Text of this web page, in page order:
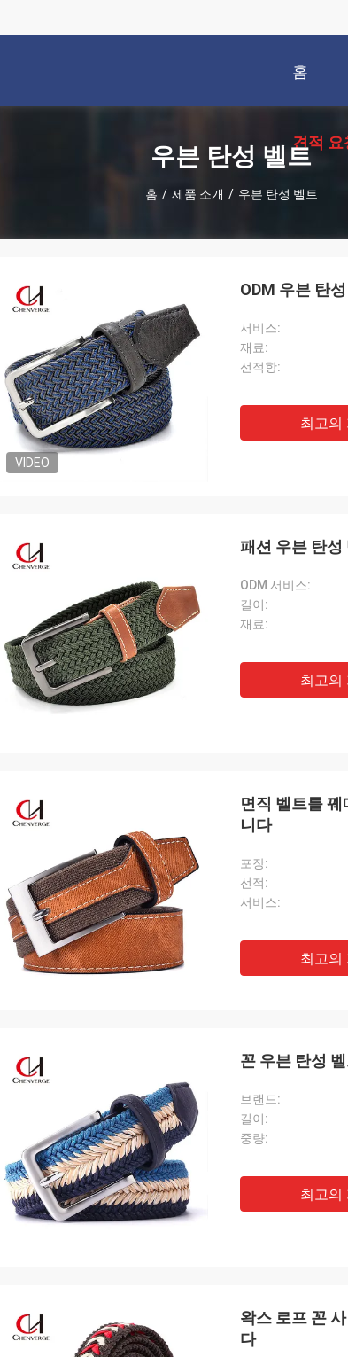
홈
견적 요
우븐 탄성 벨트
홈 / 제품 소개 / 우븐 탄성 벨트
엘레나 EEE
나는 리조트 스타일 브랜드 구매자입니다. 정
말 믿기지 않아. 특정 물질로 만들어지는 여
성을 위한 직물 벨트가 있고 그들이 세심한
주의로 핸즈크래프티드! 그것은 시즌 동안 우
색상과 스
때문에
VIDEO
ODM 우븐 탄
서비스:
재료:
선적항:
최고의
패션 우븐 탄성
ODM 서비스:
길이:
재료:
최고의
면직 벨트를
니다
포장:
선적:
서비스:
최고의
꼰 우븐 탄성
브랜드:
길이:
중량:
최고의
왁스 로프 꼰
다